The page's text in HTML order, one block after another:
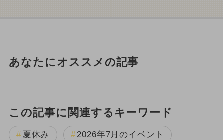
あなたにオススメの記事
この記事に関連するキーワード
夏休み 2026年7月のイベント